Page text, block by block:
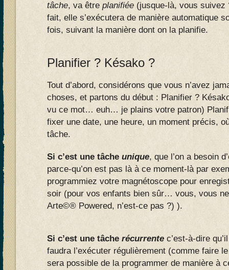
tâche, va être planifiée (jusque-là, vous suivez
fait, elle s’exécutera de manière automatique
fois, suivant la manière dont on la planifie.
Planifier ? Késako ?
Tout d’abord, considérons que vous n’avez
choses, et partons du début : Planifier ?
vu ce mot… euh… je plains votre patron)
fixer une date, une heure, un moment précis,
tâche.
Si c’est une tâche unique, que l’on a besoin
parce-qu’on est pas là à ce moment-là par
programmiez votre magnétoscope pour
soir (pour vos enfants bien sûr… vous, vous
Arte©® Powered, n’est-ce pas ?) ).
Si c’est une tâche récurrente c’est-à-dire qu’il
faudra l’exécuter régulièrement (comme faire
sera possible de la programmer de manière à